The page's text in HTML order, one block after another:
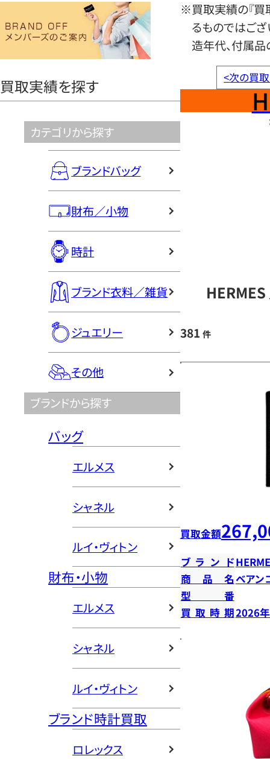
ヤ
買取実績を探す
カテゴリから探す
ブランドバッグ
財布／小物
時計
ブランド衣料／雑貨
ジュエリー
その他
ブランドから探す
バッグ
エルメス
シャネル
ルイ・ヴィトン
財布・小物
エルメス
シャネル
ルイ・ヴィトン
ブランド時計買取
ロレックス
※買取実績の『買
るものではござ
造年代、付属品
<次の買
381 件
買取金額
ブランド
商品名ベアン
型番
買取時期2026